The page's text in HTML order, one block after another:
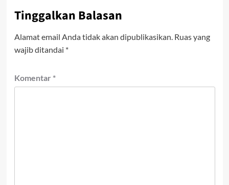
Tinggalkan Balasan
Alamat email Anda tidak akan dipublikasikan. Ruas yang
wajib ditandai *
Komentar *